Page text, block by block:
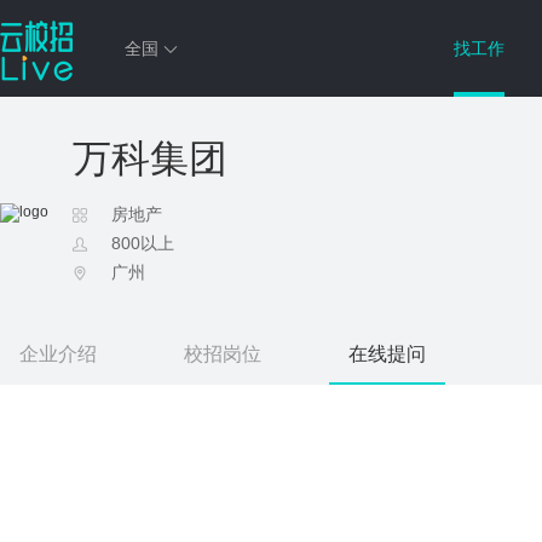
全国 找工作
万科集团
房地产
800以上
广州
企业介绍 校招岗位 在线提问